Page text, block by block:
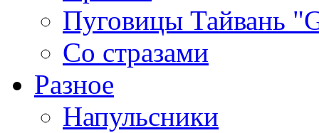
Пуговицы Тайвань
Со стразами
Разное
Напульсники